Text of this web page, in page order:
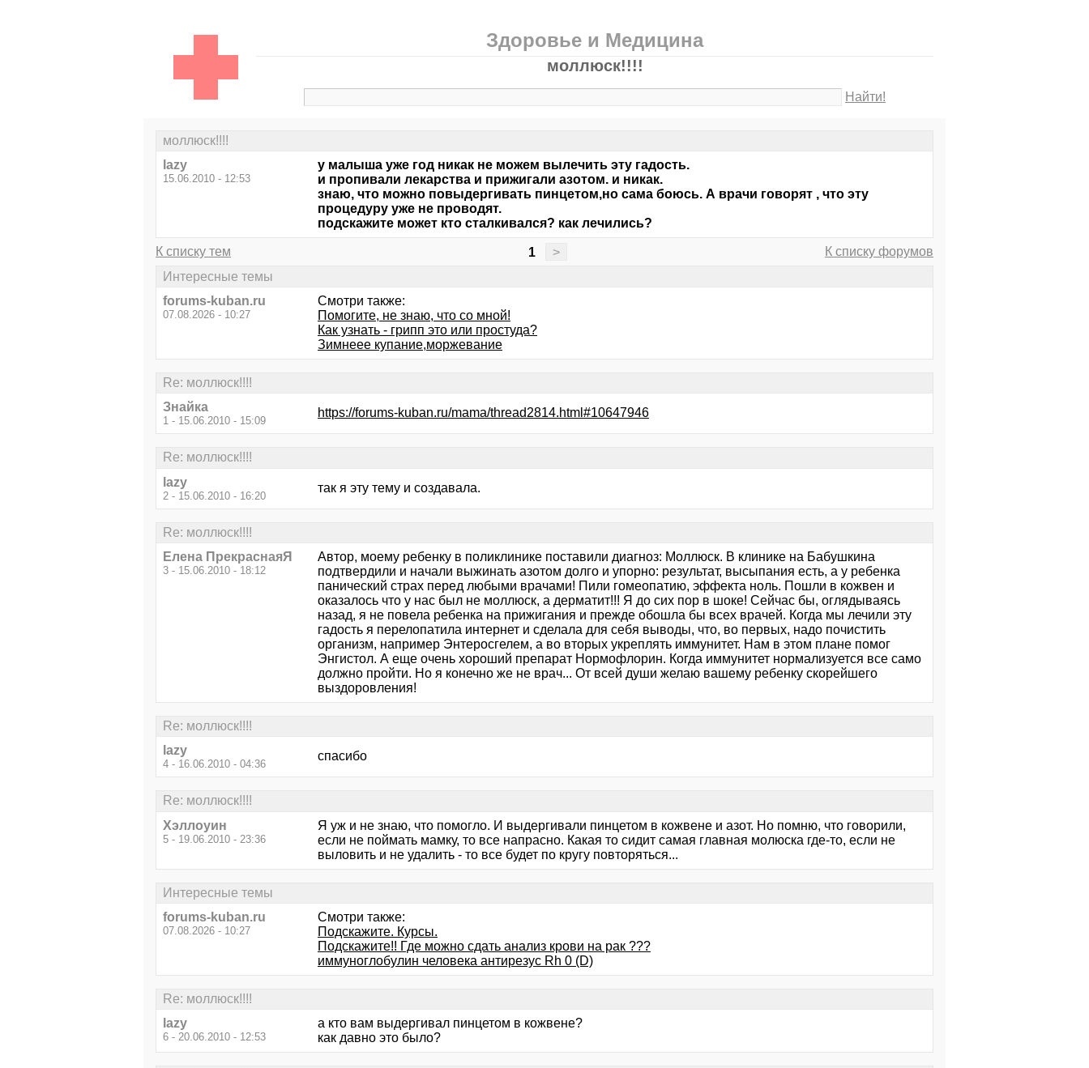
Здоровье и Медицина
моллюск!!!!
Найти!
моллюск!!!!
lazy
15.06.2010 - 12:53
у малыша уже год никак не можем вылечить эту гадость.
и пропивали лекарства и прижигали азотом. и никак.
знаю, что можно повыдергивать пинцетом,но сама боюсь. А врачи говорят , что эту
процедуру уже не проводят.
подскажите может кто сталкивался? как лечились?
К списку тем 1 >
К списку форумов
Интересные темы
forums-kuban.ru
07.08.2026 - 10:27
Смотри также:
Помогите, не знаю, что со мной!
Как узнать - грипп это или простуда?
Зимнеее купание,моржевание
Re: моллюск!!!!
Знайка
1 - 15.06.2010 - 15:09
https://forums-kuban.ru/mama/thread2814.html#10647946
Re: моллюск!!!!
lazy
2 - 15.06.2010 - 16:20
так я эту тему и создавала.
Re: моллюск!!!!
Елена ПрекраснаяЯ
3 - 15.06.2010 - 18:12
Автор, моему ребенку в поликлинике поставили диагноз: Моллюск. В клинике на Бабушкина
подтвердили и начали выжинать азотом долго и упорно: результат, высыпания есть, а у ребенка
панический страх перед любыми врачами! Пили гомеопатию, эффекта ноль. Пошли в кожвен и
оказалось что у нас был не моллюск, а дерматит!!! Я до сих пор в шоке! Сейчас бы, оглядываясь
назад, я не повела ребенка на прижигания и прежде обошла бы всех врачей. Когда мы лечили эту
гадость я перелопатила интернет и сделала для себя выводы, что, во первых, надо почистить
организм, например Энтеросгелем, а во вторых укреплять иммунитет. Нам в этом плане помог
Энгистол. А еще очень хороший препарат Нормофлорин. Когда иммунитет нормализуется все само
должно пройти. Но я конечно же не врач... От всей души желаю вашему ребенку скорейшего
выздоровления!
Re: моллюск!!!!
lazy
4 - 16.06.2010 - 04:36
спасибо
Re: моллюск!!!!
Хэллоуин
5 - 19.06.2010 - 23:36
Я уж и не знаю, что помогло. И выдергивали пинцетом в кожвене и азот. Но помню, что говорили,
если не поймать мамку, то все напрасно. Какая то сидит самая главная молюска где-то, если не
выловить и не удалить - то все будет по кругу повторяться...
Интересные темы
forums-kuban.ru
07.08.2026 - 10:27
Смотри также:
Подскажите. Курсы.
Подскажите!! Где можно сдать анализ крови на рак ???
иммуноглобулин человека антирезус Rh 0 (D)
Re: моллюск!!!!
lazy
6 - 20.06.2010 - 12:53
а кто вам выдергивал пинцетом в кожвене?
как давно это было?